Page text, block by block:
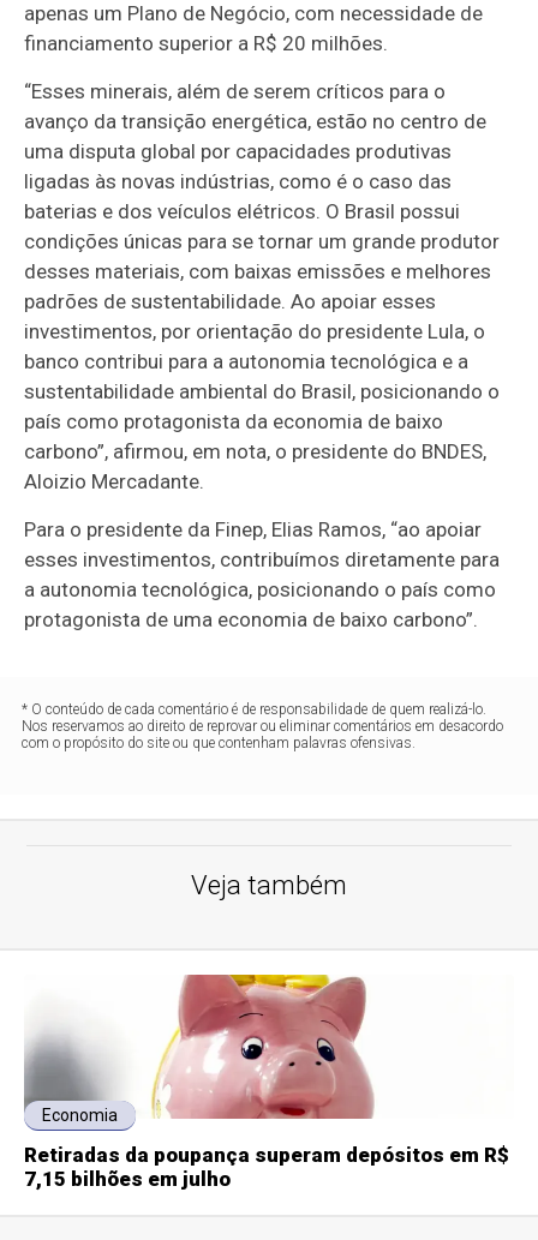
apenas um Plano de Negócio, com necessidade de
financiamento superior a R$ 20 milhões.
“Esses minerais, além de serem críticos para o
avanço da transição energética, estão no centro de
uma disputa global por capacidades produtivas
ligadas às novas indústrias, como é o caso das
baterias e dos veículos elétricos. O Brasil possui
condições únicas para se tornar um grande produtor
desses materiais, com baixas emissões e melhores
padrões de sustentabilidade. Ao apoiar esses
investimentos, por orientação do presidente Lula, o
banco contribui para a autonomia tecnológica e a
sustentabilidade ambiental do Brasil, posicionando o
país como protagonista da economia de baixo
carbono”, afirmou, em nota, o presidente do BNDES,
Aloizio Mercadante.
Para o presidente da Finep, Elias Ramos, “ao apoiar
esses investimentos, contribuímos diretamente para
a autonomia tecnológica, posicionando o país como
protagonista de uma economia de baixo carbono”.
* O conteúdo de cada comentário é de responsabilidade de quem realizá-lo.
Nos reservamos ao direito de reprovar ou eliminar comentários em desacordo
com o propósito do site ou que contenham palavras ofensivas.
Veja também
Economia
Retiradas da poupança superam depósitos em R$
7,15 bilhões em julho